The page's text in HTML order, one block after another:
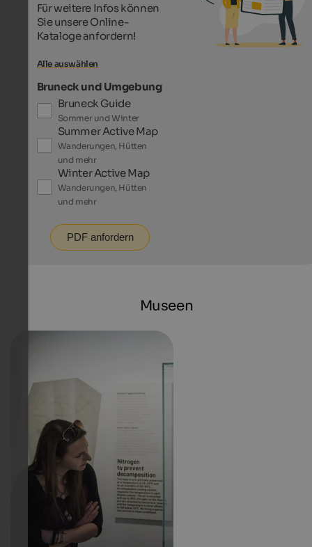
Für weitere Infos können
Sie unsere Online-
Kataloge anfordern!
Alle auswählen
Bruneck und Umgebung
Bruneck Guide
Sommer und Winter
Summer Active Map
Wanderungen, Hütten
und mehr
Winter Active Map
Wanderungen, Hütten
und mehr
PDF anfordern
Museen